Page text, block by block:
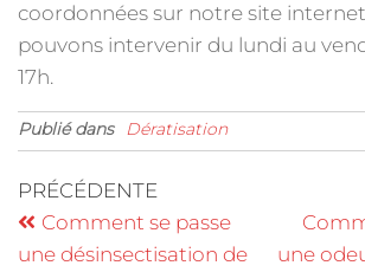
coordonnées sur notre site
pouvons intervenir du lundi au
17h.
Publié dans Dératisation
PRÉCÉDENTE
Comment se passe
une désinsectisation de
une